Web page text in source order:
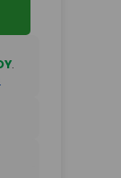
.